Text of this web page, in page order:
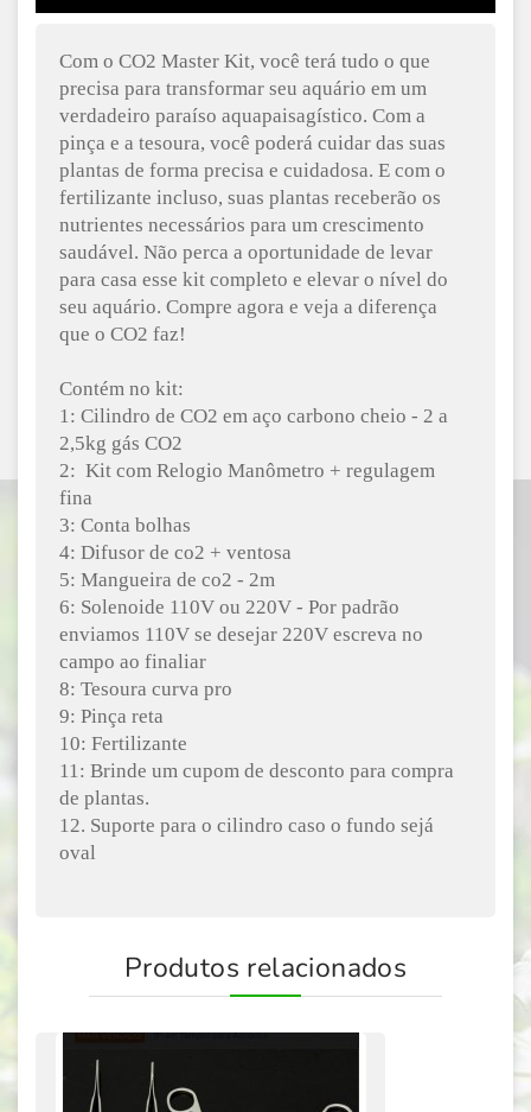
Com o CO2 Master Kit, você terá tudo o que
precisa para transformar seu aquário em um
verdadeiro paraíso aquapaisagístico. Com a
pinça e a tesoura, você poderá cuidar das suas
plantas de forma precisa e cuidadosa. E com o
fertilizante incluso, suas plantas receberão os
nutrientes necessários para um crescimento
saudável. Não perca a oportunidade de levar
para casa esse kit completo e elevar o nível do
seu aquário. Compre agora e veja a diferença
que o CO2 faz!
Contém no kit:
1: Cilindro de CO2 em aço carbono cheio - 2 a
2,5kg gás CO2
2: Kit com Relogio Manômetro + regulagem
fina
3: Conta bolhas
4: Difusor de co2 + ventosa
5: Mangueira de co2 - 2m
6: Solenoide 110V ou 220V - Por padrão
enviamos 110V se desejar 220V escreva no
campo ao finaliar
8: Tesoura curva pro
9: Pinça reta
10: Fertilizante
11: Brinde um cupom de desconto para compra
de plantas.
12. Suporte para o cilindro caso o fundo sejá
oval
Produtos relacionados